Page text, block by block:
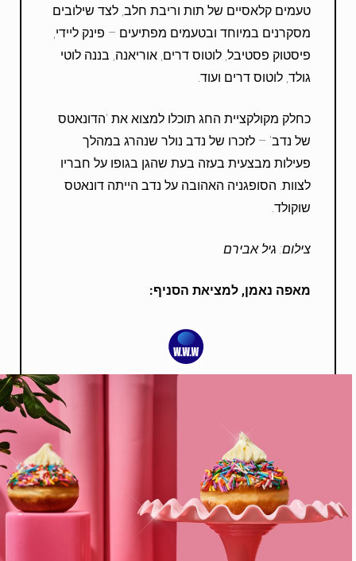
טעמים קלאסיים של תות וריבת חלב, לצד שילובים
מסקרנים במיוחד ובטעמים מפתיעים – פינק ליידי,
פיסטוק פסטיבל, לוטוס דרים, אוריאנה, בננה לוטי
גולד, לוטוס דרים ועוד.
כחלק מקולקציית החג תוכלו למצוא את 'הדונאטס
של נדב' – לזכרו של נדב נולר שנהרג במהלך
פעילות מבצעית בעזה בעת שהגן בגופו על חבריו
לצוות. הסופגניה האהובה על נדב הייתה דונאטס
שוקולד.
צילום: גיל אבירם
מאפה נאמן, למציאת הסניף: